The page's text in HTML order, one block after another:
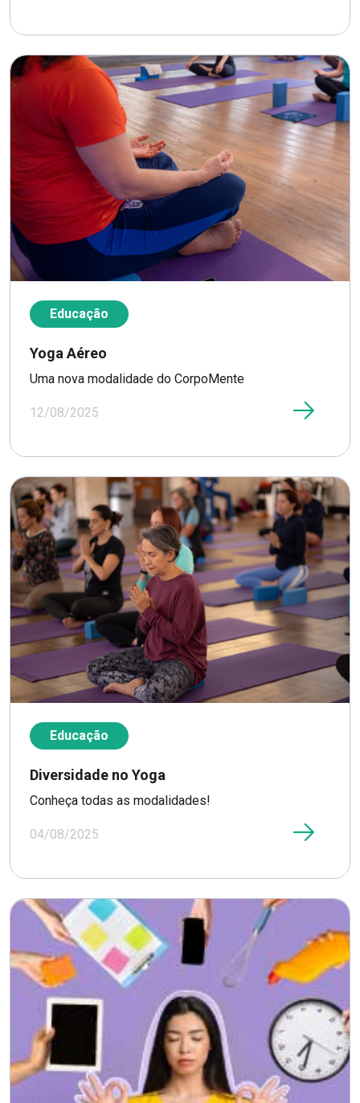
Educação
Yoga Aéreo
Uma nova modalidade do CorpoMente
12/08/2025
Educação
Diversidade no Yoga
Conheça todas as modalidades!
04/08/2025